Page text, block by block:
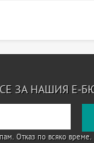
ЗА НАШИЯ Е-
Отказ по всяко време.